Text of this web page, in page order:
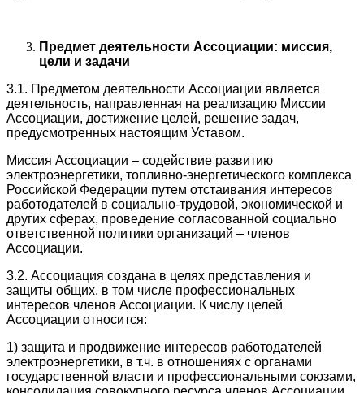
Предмет деятельности Ассоциации: миссия,
цели и задачи
3.1. Предметом деятельности Ассоциации является
деятельность, направленная на реализацию Миссии
Ассоциации, достижение целей, решение задач,
предусмотренных настоящим Уставом.
Миссия Ассоциации – содействие развитию
электроэнергетики, топливно-энергетического комплекса
Российской Федерации путем отстаивания интересов
работодателей в социально-трудовой, экономической и
других сферах, проведение согласованной социально
ответственной политики организаций – членов
Ассоциации.
3.2. Ассоциация создана в целях представления и
защиты общих, в том числе профессиональных
интересов членов Ассоциации. К числу целей
Ассоциации относится:
1) защита и продвижение интересов работодателей
электроэнергетики, в т.ч. в отношениях с органами
государственной власти и профессиональными союзами,